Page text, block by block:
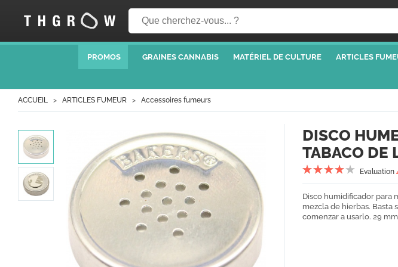
PROMOS GRAINES CANNABIS MATÉRIEL DE CULTURE ARTICLES
ACCUEIL ARTICLES FUMEUR Accessoires fumeurs
DISCO
TABACO DE
Evaluation
Disco humidificador para
mezcla de hierbas. Basta
comenzar a usarlo. 29